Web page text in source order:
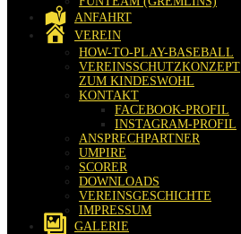
ANFAHRT
VEREIN
HOW-TO-PLAY-BASEBALL
VEREINSSCHUTZKONZEPT
ZUM KINDESWOHL
KONTAKT
FACEBOOK-PROFIL
INSTAGRAM-PROFIL
ANSPRECHPARTNER
UMPIRE
SCORER
DOWNLOADS
VEREINSGESCHICHTE
IMPRESSUM
GALERIE